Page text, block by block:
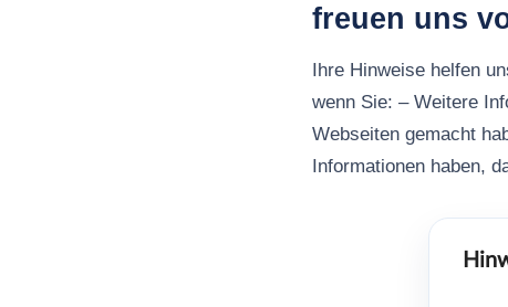
freuen uns
Ihre Hinweise helfen
wenn Sie: – Weitere
Webseiten gemacht
Informationen haben,